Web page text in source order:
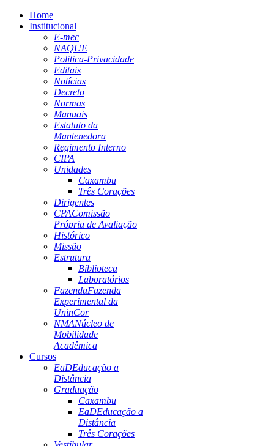
Home
Institucional
E-mec
NAQUE
Politica-Privacidade
Editais
Notícias
Decreto
Normas
Manuais
Estatuto da
Mantenedora
Regimento Interno
CIPA
Unidades
Caxambu
Três Corações
Dirigentes
CPAComissão
Própria de Avaliação
Histórico
Missão
Estrutura
Biblioteca
Laboratórios
FazendaFazenda
Experimental da
UninCor
NMANúcleo de
Mobilidade
Acadêmica
Cursos
EaDEducação a
Distância
Graduação
Caxambu
EaDEducação a
Distância
Três Corações